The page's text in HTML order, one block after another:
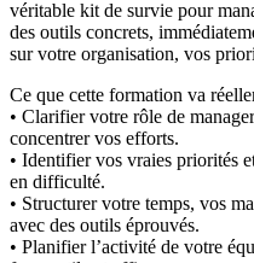
véritable kit de survie pour
des outils concrets,
sur votre organisation, vos
Ce que cette formation va
• Clarifier votre rôle de
concentrer vos efforts.
• Identifier vos vraies priorités
en difficulté.
• Structurer votre temps, vos
avec des outils éprouvés.
• Planifier l’activité de votre